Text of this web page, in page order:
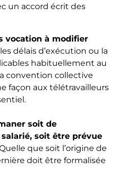
un accord écrit des
vocation à modifier
les délais d’exécution ou la
habituellement au
convention collective
façon aux télétravailleurs
soit de
soit être prévue
que soit l’origine de
doit être formalisée